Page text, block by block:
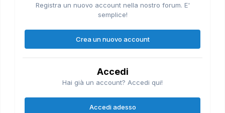
Registra un nuovo account nella nostro forum. E'
semplice!
Crea un nuovo account
Accedi
Hai già un account? Accedi qui!
Accedi adesso